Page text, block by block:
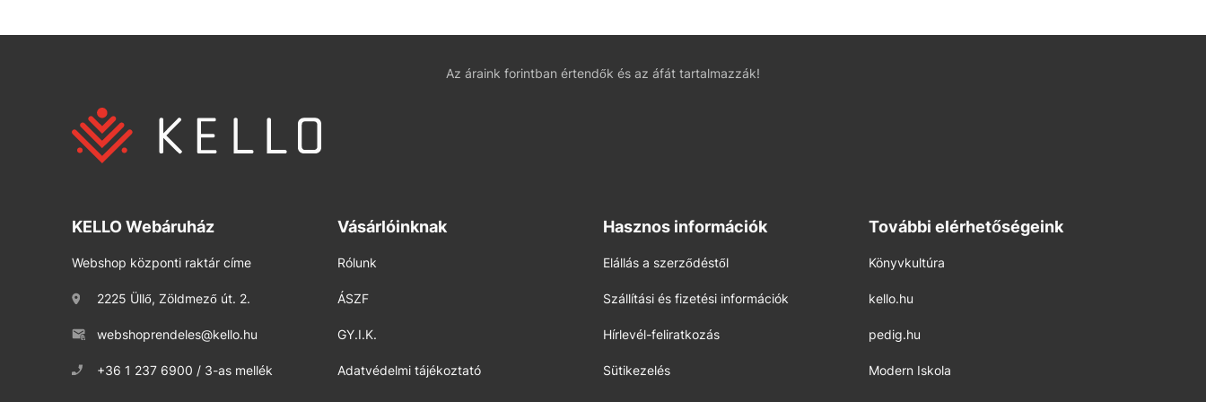
Az áraink forintban értendők és az áfát tartalmazzák!
KELLO Webáruház
Webshop központi raktár címe
2225 Üllő, Zöldmező út. 2.
webshoprendeles@kello.hu
+36 1 237 6900 / 3-as mellék
Vásárlóinknak
Rólunk
ÁSZF
GY.I.K.
Adatvédelmi tájékoztató
Hasznos információk
Elállás a szerződéstől
Szállítási és fizetési információk
Hírlevél-feliratkozás
Sütikezelés
További elérhetőségeink
Könyvkultúra
kello.hu
pedig.hu
Modern Iskola